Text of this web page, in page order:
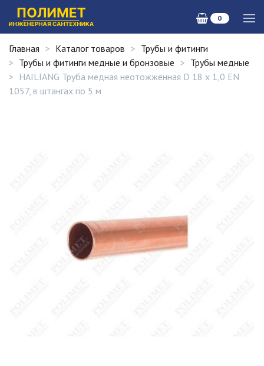
0
Главная Каталог товаров
Трубы и фитинги
Трубы и фитинги медные и бронзовые
Трубы медные
HAILIANG Труба медная неотожженная D 18 х 1,0 EN
1057, в штангах по 5 м